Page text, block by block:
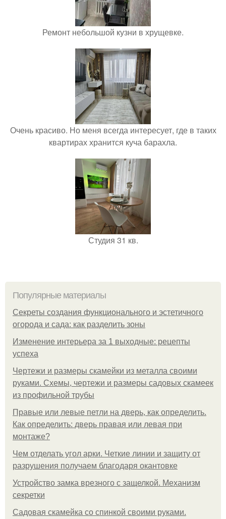
Ремонт небольшой кузни в хрущевке.
Очень красиво. Но меня всегда интересует, где в таких
квартирах хранится куча барахла.
Студия 31 кв.
Популярные материалы
Секреты создания функционального и эстетичного
огорода и сада: как разделить зоны
Изменение интерьера за 1 выходные: рецепты
успеха
Чертежи и размеры скамейки из металла своими
руками. Схемы, чертежи и размеры садовых скамеек
из профильной трубы
Правые или левые петли на дверь, как определить.
Как определить: дверь правая или левая при
монтаже?
Чем отделать угол арки. Четкие линии и защиту от
разрушения получаем благодаря окантовке
Устройство замка врезного с защелкой. Механизм
секретки
Садовая скамейка со спинкой своими руками.